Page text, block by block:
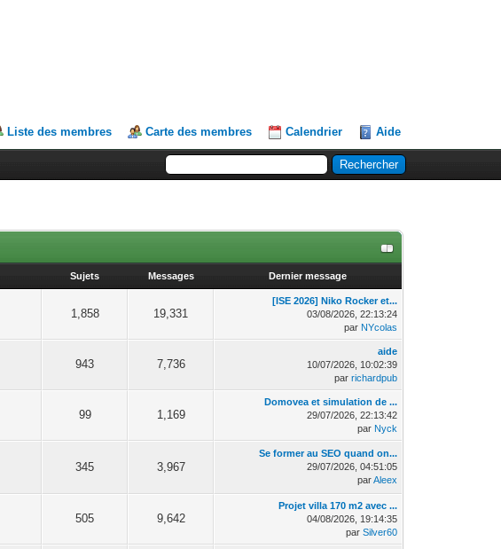
Liste des membres Carte des membres Calendrier Aide
Sujets Messages Dernier message
1,858 19,331
[ISE 2026] Niko Rocker et...
03/08/2026, 22:13:24
par NYcolas
943 7,736
aide
10/07/2026, 10:02:39
parrichardpub
99 1,169
Domovea et simulation de ...
29/07/2026, 22:13:42
par Nyck
345 3,967
Se former au SEO quand on...
29/07/2026, 04:51:05
parAleex
505 9,642
Projet villa 170 m2 avec ...
04/08/2026, 19:14:35
parSilver60